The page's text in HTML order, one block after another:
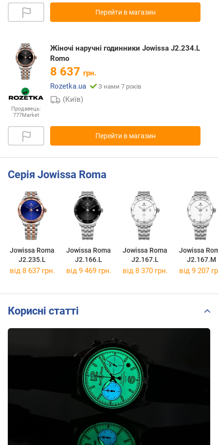
Перейти в магазин
Продавець:
777Market
Жіночі наручні годинники Jowissa J2.234.L
Romo
8 637 грн.
Rozetka.ua
З нами 7 років
(Київ)
Перейти в магазин
Серія Jowissa Roma
Jowissa Roma
J2.235.L
Jowissa Roma
J2.166.L
Jowissa Roma
J2.167.L
Jowissa
J2.167.M
від 8 637 грн. від 9 469 грн. від 8 370 грн. від 9 207
Корисні статті